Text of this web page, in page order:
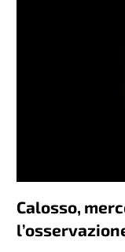
Calosso,